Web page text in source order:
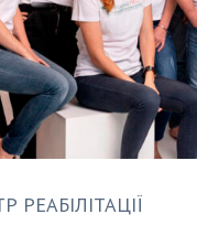
РЕАБІЛІТАЦІЇ